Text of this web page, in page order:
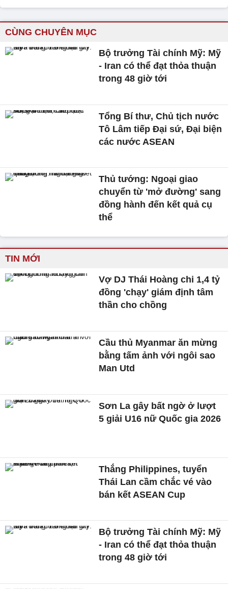
CÙNG CHUYÊN MỤC
Bộ trưởng Tài chính Mỹ: Mỹ
- Iran có thể đạt thỏa thuận
trong 48 giờ tới
Tổng Bí thư, Chủ tịch nước
Tô Lâm tiếp Đại sứ, Đại biện
các nước ASEAN
Thủ tướng: Ngoại giao
chuyển từ 'mở đường' sang
đồng hành đến kết quả cụ
thể
TIN MỚI
Vợ DJ Thái Hoàng chi 1,4 tỷ
đồng 'chạy' giám định tâm
thần cho chồng
Cầu thủ Myanmar ăn mừng
bằng tấm ảnh với ngôi sao
Man Utd
Sơn La gây bất ngờ ở lượt
5 giải U16 nữ Quốc gia 2026
Thắng Philippines, tuyển
Thái Lan cầm chắc vé vào
bán kết ASEAN Cup
Bộ trưởng Tài chính Mỹ: Mỹ
- Iran có thể đạt thỏa thuận
trong 48 giờ tới